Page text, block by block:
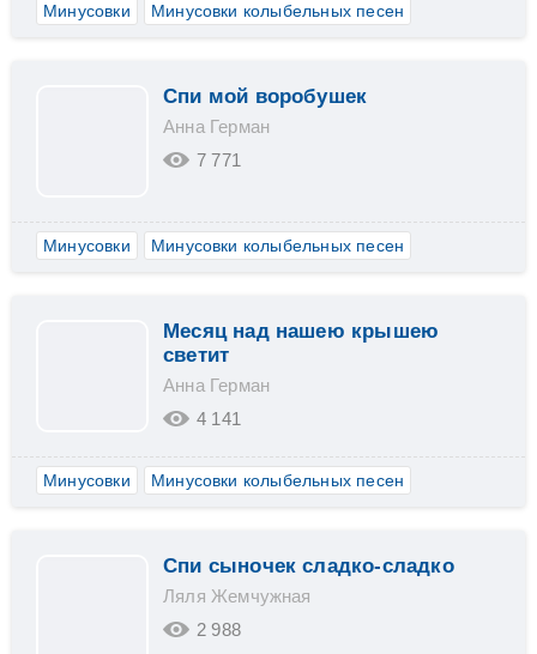
Минусовки Минусовки колыбельных песен
Спи мой воробушек
Анна Герман
7 771
Минусовки Минусовки колыбельных песен
Месяц над нашею крышею
светит
Анна Герман
4 141
Минусовки Минусовки колыбельных песен
Спи сыночек сладко-сладко
Ляля Жемчужная
2 988